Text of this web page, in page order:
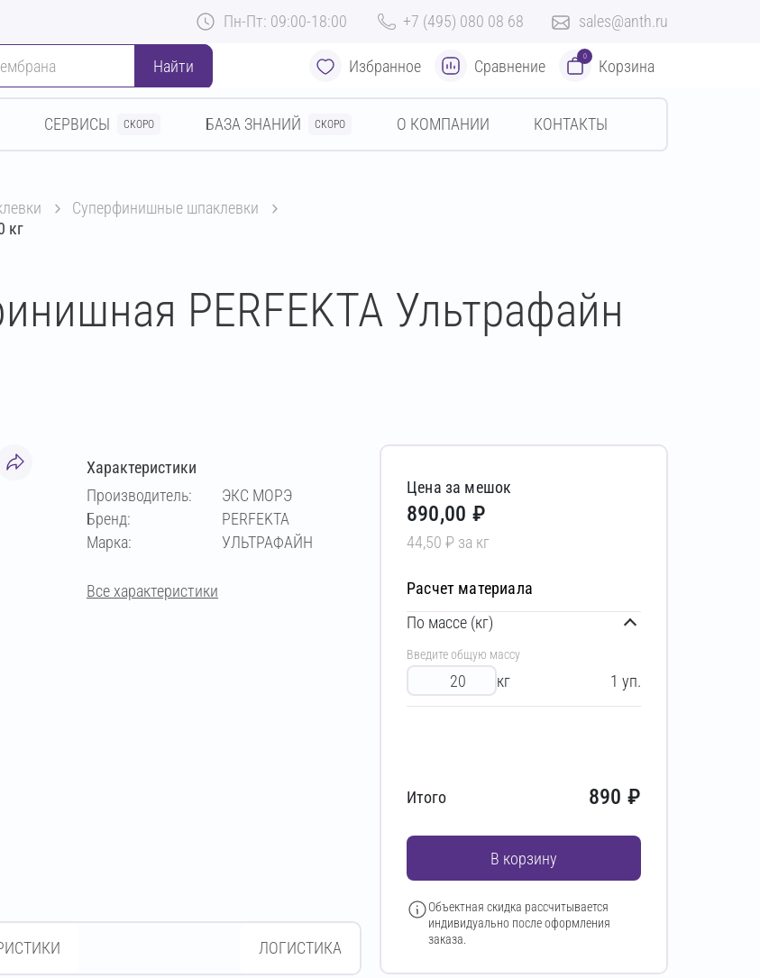
Пн-Пт: 09:00-18:00 +7 (495) 080 08 68 sales@anth.ru
Найти Избранное Сравнение
0
Корзина
СЕРВИСЫ СКОРО БАЗА ЗНАНИЙ СКОРО О КОМПАНИИ КОНТАКТЫ
суперфинишные шпаклевки
кг
PERFEKTA Ультрафайн
Характеристики
Производитель:
ЭКС МОРЭ
Бренд:
PERFEKTA
Марка:
УЛЬТРАФАЙН
Все характеристики
ЛОГИСТИКА
Цена за мешок
890,00 ₽
44,50 ₽ за кг
Расчет материала
По массе (кг)
Введите общую массу
кг 1 уп.
Итого 890 ₽
В корзину
Объектная скидка рассчитывается
индивидуально после оформления
заказа.